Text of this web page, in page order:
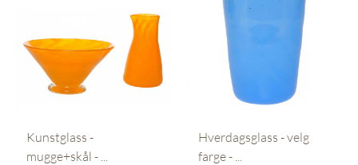
Kunstglass -
mugge+skål - ...
Hverdagsglass - velg
farge - ...